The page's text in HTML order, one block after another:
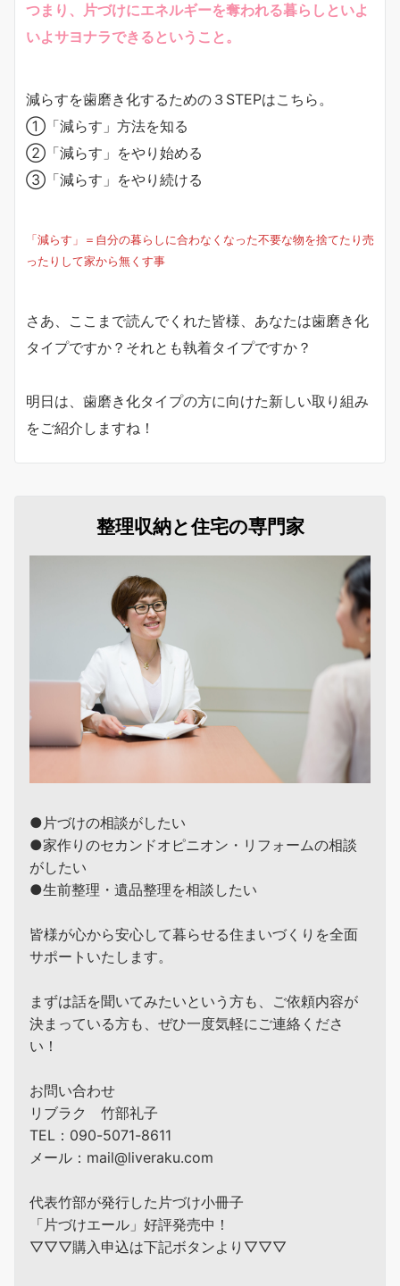
つまり、片づけにエネルギーを奪われる暮らしといよ
いよサヨナラできるということ。
減らすを歯磨き化するための３STEPはこちら。
①「減らす」方法を知る
②「減らす」をやり始める
③「減らす」をやり続ける
「減らす」＝自分の暮らしに合わなくなった不要な物を捨てたり売
ったりして家から無くす事
さあ、ここまで読んでくれた皆様、あなたは歯磨き化
タイプですか？それとも執着タイプですか？
明日は、歯磨き化タイプの方に向けた新しい取り組み
をご紹介しますね！
整理収納と住宅の専門家
●片づけの相談がしたい
●家作りのセカンドオピニオン・リフォームの相談
がしたい
●生前整理・遺品整理を相談したい
皆様が心から安心して暮らせる住まいづくりを全面
サポートいたします。
まずは話を聞いてみたいという方も、ご依頼内容が
決まっている方も、ぜひ一度気軽にご連絡くださ
い！
お問い合わせ
リブラク 竹部礼子
TEL：090-5071-8611
メール：mail@liveraku.com
代表竹部が発行した片づけ小冊子
「片づけエール」好評発売中！
▽▽▽購入申込は下記ボタンより▽▽▽